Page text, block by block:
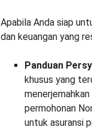
Apabila Anda siap
dan keuangan yang
Panduan
khusus yang
permohonan
untuk asuransi